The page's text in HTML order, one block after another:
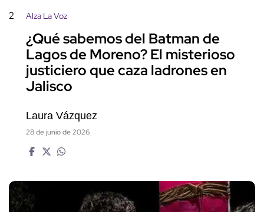
2 Alza La Voz
¿Qué sabemos del Batman de
Lagos de Moreno? El misterioso
justiciero que caza ladrones en
Jalisco
Laura Vázquez
28 de junio de 2026